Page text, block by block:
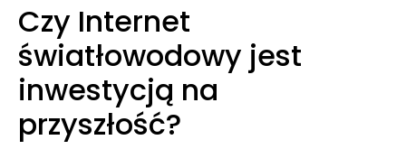
Czy Internet
światłowodowy jest
inwestycją na
przyszłość?